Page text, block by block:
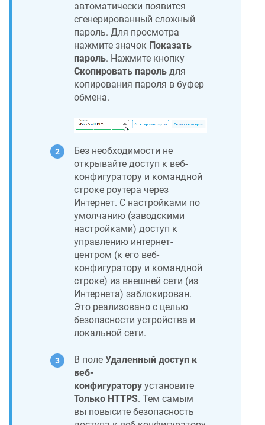
автоматически появится
сгенерированный сложный
пароль. Для просмотра
нажмите значок Показать
пароль. Нажмите кнопку
Скопировать пароль для
копирования пароля в буфер
обмена.
Без необходимости не
открывайте доступ к веб-
конфигуратору и командной
строке роутера через
Интернет. С настройками по
умолчанию (заводскими
настройками) доступ к
управлению интернет-
центром (к его веб-
конфигуратору и командной
строке) из внешней сети (из
Интернета) заблокирован.
Это реализовано с целью
безопасности устройства и
локальной сети.
В поле Удаленный доступ к
веб-
конфигуратору установите
Только HTTPS. Тем самым
вы повысите безопасность